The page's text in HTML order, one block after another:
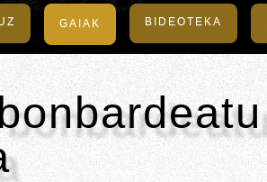
GAIAK BIDEOTEKA